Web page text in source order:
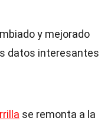
y mejorado
datos interesantes
se remonta a la